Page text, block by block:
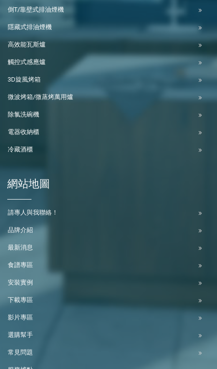
倒T/靠壁式排油煙機
隱藏式排油煙機
高效能瓦斯爐
觸控式感應爐
3D旋風烤箱
微波烤箱/微蒸烤萬用爐
除氯洗碗機
電器收納櫃
冷藏酒櫃
網站地圖
請專人與我聯絡！
品牌介紹
最新消息
食譜專區
安裝實例
下載專區
影片專區
選購幫手
常見問題